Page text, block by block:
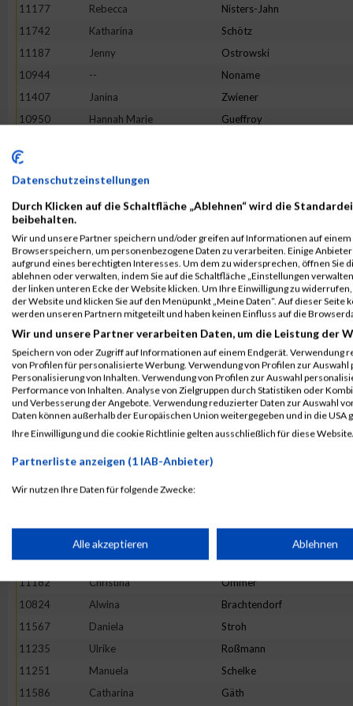
11177
Rebecca Nisters-Jahn
11742
Katharina Schötz
11187
Jenny Ostrowski
10944
-- Noname
11407
Janina Zwiener
10950
Hannah Marie Gueffroy
11799
11374
Ulli Katharina
11583
Latifa Fatai
11447
Katharina Haase
11271
Christine Schmitt
10998
Annika Hügle
11132
Jessica Menze-Möckel
11521
Julia Bosse
11419
Tamara Reinwald
11731
Simone Langen
11837
Verena Rensmeyer
11406
Stefanie Züls
10806
Sarah
Miriam
11644
Magdalena Wettberg
11182
Christina Ommer
10824
Alwina Brachtendorf
11567
Daniela Stroh
11235
Ulrike Roßmann
11251
Manuela Schelke
11586
Catharina Gäth
Datenschutzeinstellungen
Durch Klicken auf die Schaltfläche „Ablehnen“ wird die
beibehalten.
Wir und unsere Partner speichern und/oder greifen auf Informationen auf einem
Browserspeichern, um personenbezogene Daten zu verarbeiten. Einige
aufgrund eines berechtigten Interesses. Um dem zu widersprechen, öffnen Sie
ablehnen oder verwalten, indem Sie auf die Schaltfläche „Einstellungen
der linken unteren Ecke der Website klicken. Um Ihre Einwilligung zu
der Website und klicken Sie auf den Menüpunkt „Meine Daten“. Auf dieser
werden unseren Partnern mitgeteilt und haben keinen Einfluss auf die
Wir und unsere Partner verarbeiten Daten, um die Leistung der
Speichern von oder Zugriff auf Informationen auf einem Endgerät. Verwendung
von Profilen für personalisierte Werbung. Verwendung von Profilen zur
Personalisierung von Inhalten. Verwendung von Profilen zur Auswahl
Performance von Inhalten. Analyse von Zielgruppen durch Statistiken oder
und Verbesserung der Angebote. Verwendung reduzierter Daten zur Auswahl
Daten können außerhalb der Europäischen Union weitergegeben und in die USA
Ihre Einwilligung und die cookie Richtlinie gelten ausschließlich für diese
Partnerliste anzeigen (1 IAB-Anbieter)
Wir nutzen Ihre Daten für folgende Zwecke:
Speichern von oder Zugriff auf Informationen auf einem
Verwendung reduzierter Daten zur Auswahl von Werbeanzeigen
Verwendung von Profilen zur Auswahl personalisierter Werbung
Alle akzeptieren Ablehnen